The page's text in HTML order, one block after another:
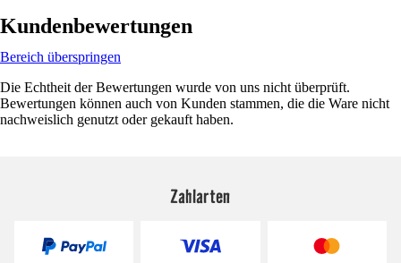
Kundenbewertungen
Bereich überspringen
Die Echtheit der Bewertungen wurde von uns nicht überprüft.
Bewertungen können auch von Kunden stammen, die die Ware nicht
nachweislich genutzt oder gekauft haben.
Zahlarten